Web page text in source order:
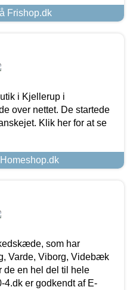
Frishop.dk
i Kjellerup i
over nettet. De startede
Klik her for at se
som har
Varde, Viborg, Videbæk
de en hel del til hele
4.dk er godkendt af E-